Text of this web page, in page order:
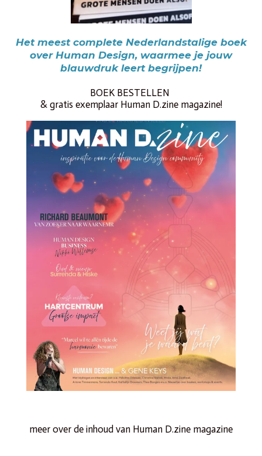
Het meest complete Nederlandstalige boek
over Human Design, waarmee je jouw
blauwdruk leert begrijpen!
BOEK BESTELLEN
& gratis exemplaar Human D.zine magazine!
meer over de inhoud van Human D.zine magazine